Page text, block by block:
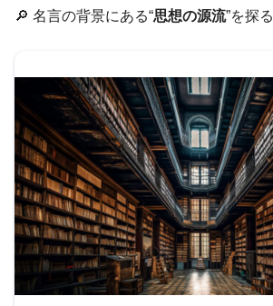
🔎 名言の背景にある“思想の源流”を探る